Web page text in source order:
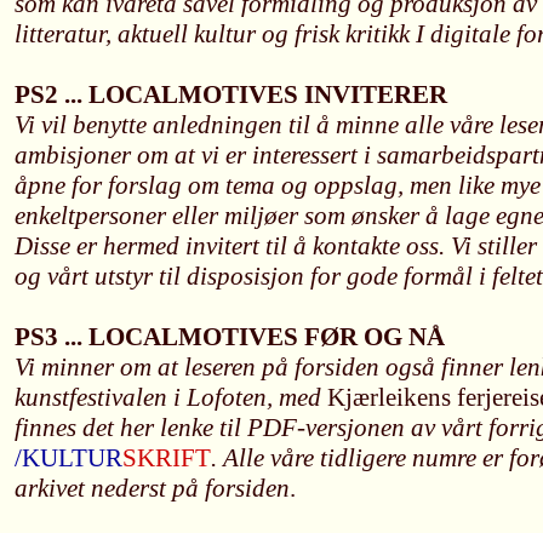
litteratur, aktuell kultur og frisk kritikk I digitale
PS2 ... LOCALMOTIVES INVITERER
Vi vil benytte anledningen til å minne alle våre
ambisjoner om at vi er interessert i
åpne for forslag om tema og oppslag, men like
enkeltpersoner eller miljøer som ønsker å lage
Disse er hermed invitert til å kontakte oss. Vi
og vårt utstyr til disposisjon for gode formål i
PS3 ... LOCALMOTIVES FØR OG NÅ
Vi minner om at leseren på forsiden også finner
kunstfestivalen i Lofoten, med Kjærleikens
finnes det her lenke til PDF-versjonen av vårt
/KULTURSKRIFT. Alle våre tidligere numre er
arkivet nederst på forsiden.